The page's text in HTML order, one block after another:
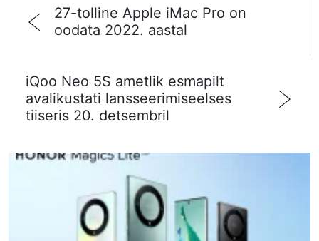
27-tolline Apple iMac Pro on
oodata 2022. aastal
iQoo Neo 5S ametlik esmapilt
avalikustati lansseerimiseelses
tiiseris 20. detsembril